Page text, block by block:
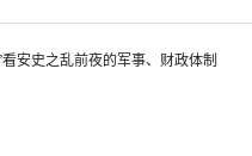
安史之乱前夜的军事、财政体制